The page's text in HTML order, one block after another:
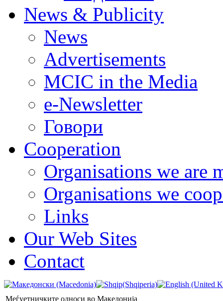
News & Publicity
News
Advertisements
MCIC in the Media
e-Newsletter
Говори
Cooperation
Organisations we are
Organisations we
Links
Our Web Sites
Contact
Меѓуетничките односи во Македонија